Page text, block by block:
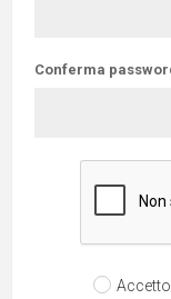
Conferma